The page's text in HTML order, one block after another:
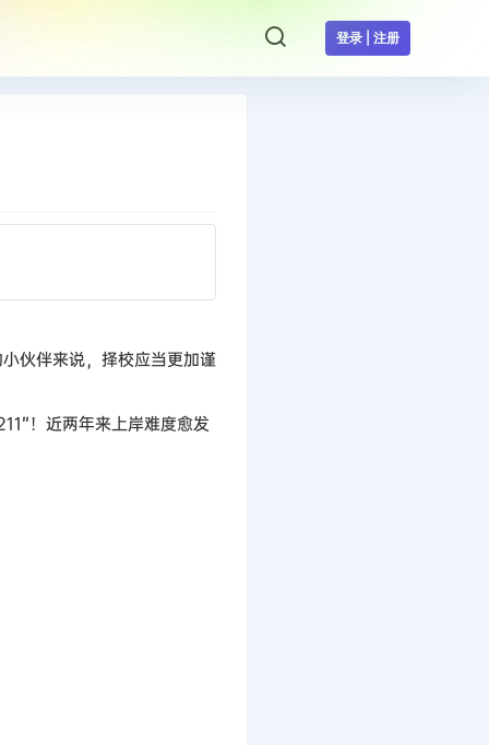
登录 | 注册
伙伴来说，择校应当更加谨
！近两年来上岸难度愈发